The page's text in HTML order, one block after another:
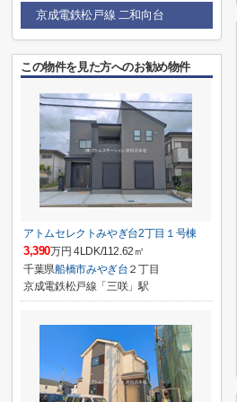
京成電鉄松戸線 二和向台
この物件を見た方へのお勧め物件
アトムセレクトみやぎ台2丁目１号棟
3,390万円 4LDK/112.62㎡
千葉県船橋市みやぎ台 ２丁目
京成電鉄松戸線「三咲」駅